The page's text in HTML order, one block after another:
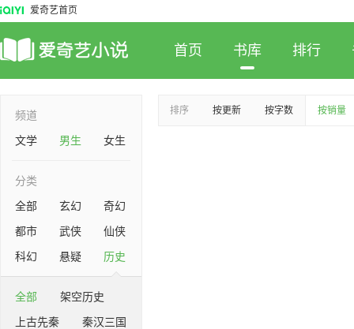
爱奇艺首页
首页 书库 排行
频道
文学
男生 女生
分类
全部
玄幻
奇幻
都市
武侠
仙侠
科幻
悬疑 历史
全部
架空历史
上古先秦
秦汉三国
排序 按更新 按字数 按销量